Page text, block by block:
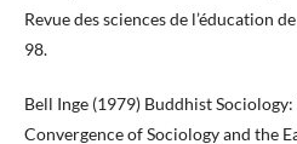
Revue des sciences de l’éducation
98.
Bell Inge (1979) Buddhist
Convergence of Sociology and the